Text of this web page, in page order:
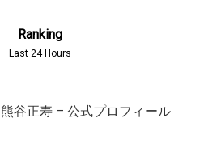
Ranking
Last 24 Hours
熊谷正寿 – 公式プロフィール